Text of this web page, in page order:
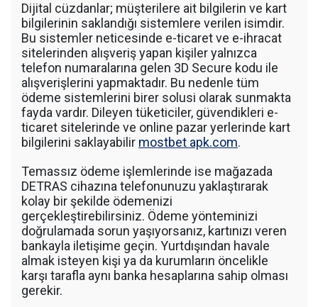
Dijital cüzdanlar; müşterilere ait bilgilerin ve kart
bilgilerinin saklandığı sistemlere verilen isimdir.
Bu sistemler neticesinde e-ticaret ve e-ihracat
sitelerinden alışveriş yapan kişiler yalnızca
telefon numaralarına gelen 3D Secure kodu ile
alışverişlerini yapmaktadır. Bu nedenle tüm
ödeme sistemlerini birer solusi olarak sunmakta
fayda vardır. Dileyen tüketiciler, güvendikleri e-
ticaret sitelerinde ve online pazar yerlerinde kart
bilgilerini saklayabilir mostbet apk.com.
Temassız ödeme işlemlerinde ise mağazada
DETRAS cihazına telefonunuzu yaklaştırarak
kolay bir şekilde ödemenizi
gerçekleştirebilirsiniz. Ödeme yönteminizi
doğrulamada sorun yaşıyorsanız, kartınızı veren
bankayla iletişime geçin. Yurtdışından havale
almak isteyen kişi ya da kurumların öncelikle
karşı tarafla aynı banka hesaplarına sahip olması
gerekir.